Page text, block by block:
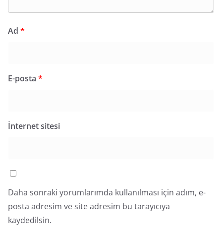
Ad *
E-posta *
İnternet sitesi
Daha sonraki yorumlarımda kullanılması için adım, e-
posta adresim ve site adresim bu tarayıcıya
kaydedilsin.